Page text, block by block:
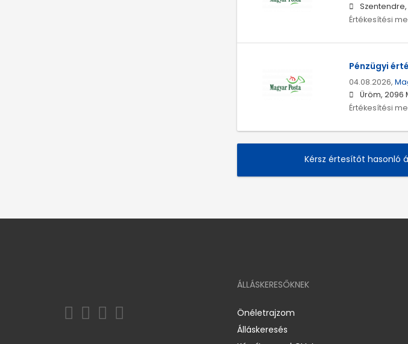
Értékesítési
Pénzügyi
04.08.2026,
Üröm, 2096
Értékesítési
Kérsz értesítőt hasonló
ÁLLÁSKERESŐKNEK
Önéletrajzom
Álláskeresés